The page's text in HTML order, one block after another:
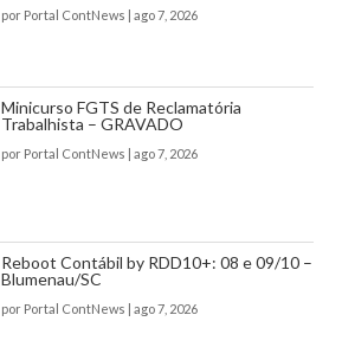
por Portal ContNews | ago 7, 2026
Minicurso FGTS de Reclamatória
Trabalhista – GRAVADO
por Portal ContNews | ago 7, 2026
Reboot Contábil by RDD10+: 08 e 09/10 –
Blumenau/SC
por Portal ContNews | ago 7, 2026